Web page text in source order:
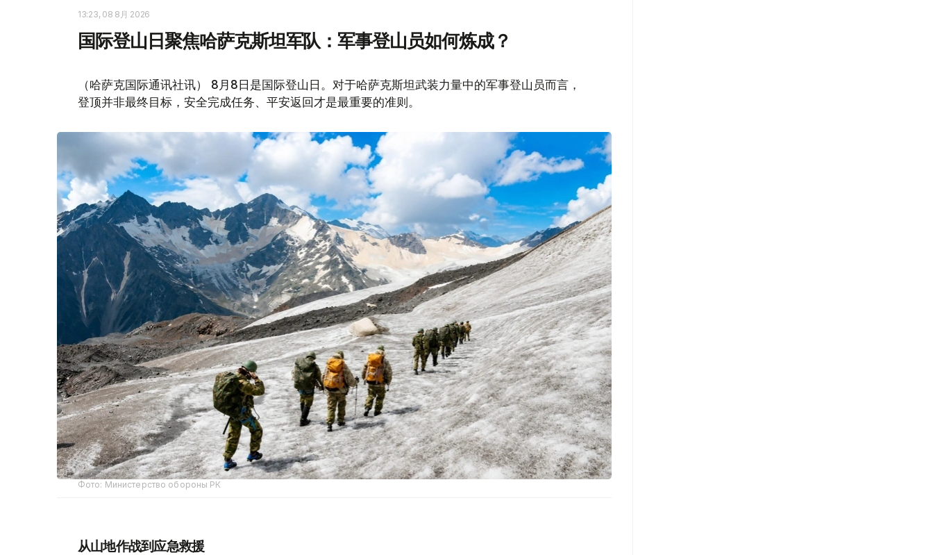
13:23, 08 8月 2026
国际登山日聚焦哈萨克斯坦军队：军事登山员如何炼成？
（哈萨克国际通讯社讯） 8月8日是国际登山日。对于哈萨克斯坦武装力量中的军事登山员而言，
登顶并非最终目标，安全完成任务、平安返回才是最重要的准则。
Фото: Министерство обороны РК
从山地作战到应急救援